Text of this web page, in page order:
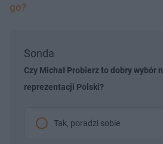
go?
Sonda
Czy Michał Probierz to dobry wybór
reprezentacji Polski?
Tak, poradzi sobie